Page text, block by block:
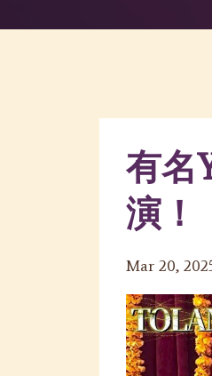
有名
演！
Mar 20,